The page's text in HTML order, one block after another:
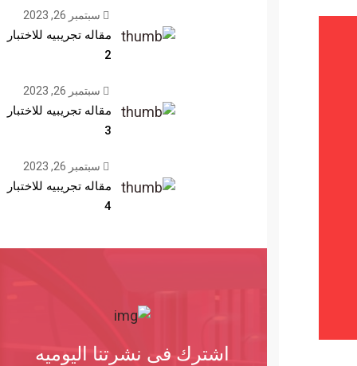
سبتمبر 26, 2023
مقاله تجريبيه للاختبار
2
سبتمبر 26, 2023
مقاله تجريبيه للاختبار
3
سبتمبر 26, 2023
مقاله تجريبيه للاختبار
4
اشترك فى نشرتنا اليوميه